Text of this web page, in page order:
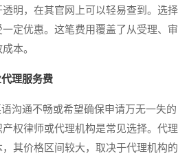
明，在其官网上可以轻易查到。选择
定优惠。这笔费用覆盖了从受理、审
本。
理服务费
通不畅或希望确保申请万无一失的
权律师或代理机构是常见选择。代理
其价格区间较大，取决于代理机构的